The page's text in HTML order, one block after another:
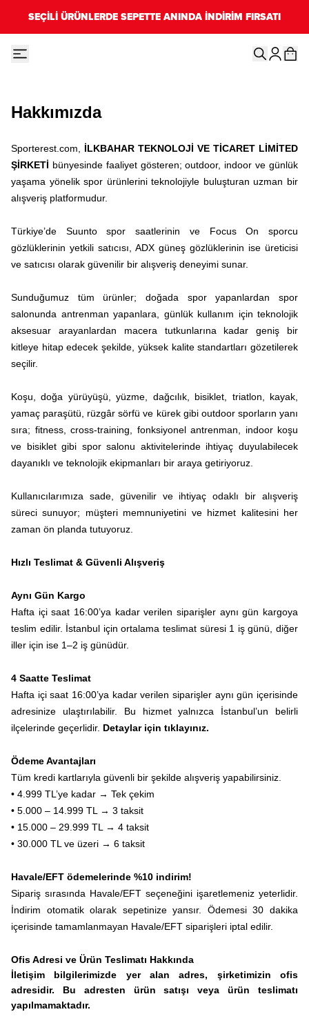
SEÇİLİ ÜRÜNLERDE SEPETTE ANINDA İNDİRİM FIRSATI
Hakkımızda
Sporterest.com, İLKBAHAR TEKNOLOJİ VE TİCARET LİMİTED
ŞİRKETİ bünyesinde faaliyet gösteren; outdoor, indoor ve günlük
yaşama yönelik spor ürünlerini teknolojiyle buluşturan uzman bir
alışveriş platformudur.
Türkiye’de Suunto spor saatlerinin ve Focus On sporcu
gözlüklerinin yetkili satıcısı, ADX güneş gözlüklerinin ise üreticisi
ve satıcısı olarak güvenilir bir alışveriş deneyimi sunar.
Sunduğumuz tüm ürünler; doğada spor yapanlardan spor
salonunda antrenman yapanlara, günlük kullanım için teknolojik
aksesuar arayanlardan macera tutkunlarına kadar geniş bir
kitleye hitap edecek şekilde, yüksek kalite standartları gözetilerek
seçilir.
Koşu, doğa yürüyüşü, yüzme, dağcılık, bisiklet, triatlon, kayak,
yamaç paraşütü, rüzgâr sörfü ve kürek gibi outdoor sporların yanı
sıra; fitness, cross-training, fonksiyonel antrenman, indoor koşu
ve bisiklet gibi spor salonu aktivitelerinde ihtiyaç duyulabilecek
dayanıklı ve teknolojik ekipmanları bir araya getiriyoruz.
Kullanıcılarımıza sade, güvenilir ve ihtiyaç odaklı bir alışveriş
süreci sunuyor; müşteri memnuniyetini ve hizmet kalitesini her
zaman ön planda tutuyoruz.
Hızlı Teslimat & Güvenli Alışveriş
Aynı Gün Kargo
Hafta içi saat 16:00’ya kadar verilen siparişler aynı gün kargoya
teslim edilir. İstanbul için ortalama teslimat süresi 1 iş günü, diğer
iller için ise 1–2 iş günüdür.
4 Saatte Teslimat
Hafta içi saat 16:00’ya kadar verilen siparişler aynı gün içerisinde
adresinize ulaştırılabilir. Bu hizmet yalnızca İstanbul’un belirli
ilçelerinde geçerlidir. Detaylar için tıklayınız.
Ödeme Avantajları
Tüm kredi kartlarıyla güvenli bir şekilde alışveriş yapabilirsiniz.
• 4.999 TL’ye kadar → Tek çekim
• 5.000 – 14.999 TL → 3 taksit
• 15.000 – 29.999 TL → 4 taksit
• 30.000 TL ve üzeri → 6 taksit
Havale/EFT ödemelerinde %10 indirim!
Sipariş sırasında Havale/EFT seçeneğini işaretlemeniz yeterlidir.
İndirim otomatik olarak sepetinize yansır. Ödemesi 30 dakika
içerisinde tamamlanmayan Havale/EFT siparişleri iptal edilir.
Ofis Adresi ve Ürün Teslimatı Hakkında
İletişim bilgilerimizde yer alan adres, şirketimizin ofis
adresidir. Bu adresten ürün satışı veya ürün teslimatı
yapılmamaktadır.